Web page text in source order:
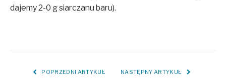
dajemy 2-0 g siarczanu baru).
POPRZEDNI ARTYKUŁ NASTĘPNY ARTYKUŁ